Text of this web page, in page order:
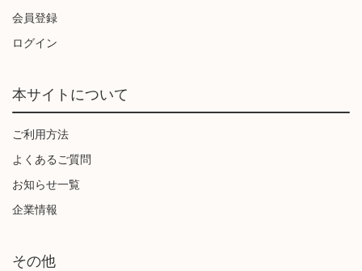
会員登録
ログイン
本サイトについて
ご利用方法
よくあるご質問
お知らせ一覧
企業情報
その他